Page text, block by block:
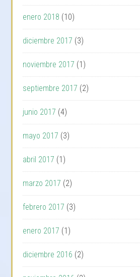
enero 2018 (10)
diciembre 2017 (3)
noviembre 2017 (1)
septiembre 2017 (2)
junio 2017 (4)
mayo 2017 (3)
abril 2017 (1)
marzo 2017 (2)
febrero 2017 (3)
enero 2017 (1)
diciembre 2016 (2)